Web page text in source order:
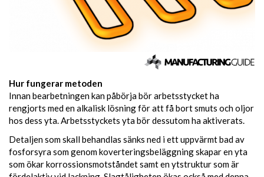
Hur fungerar metoden
Innan bearbetningen kan påbörja bör arbetsstycket ha
rengjorts med en alkalisk lösning för att få bort smuts och oljor
hos dess yta. Arbetsstyckets yta bör dessutom ha aktiverats.
Detaljen som skall behandlas sänks ned i ett uppvärmt bad av
fosforsyra som genom koverteringsbeläggning skapar en yta
som ökar korrossionsmotståndet samt en ytstruktur som är